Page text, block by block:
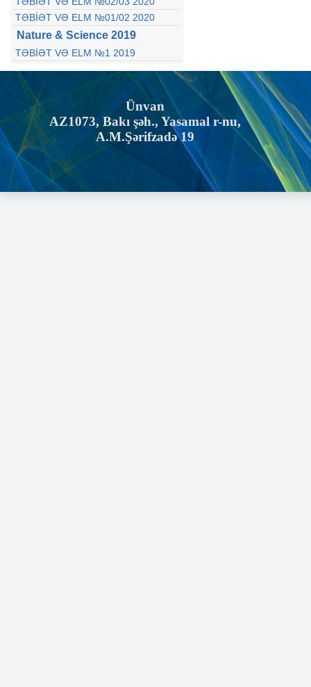
TƏBİƏT VƏ ELM №01/02 2020
Nature & Science 2019
TƏBİƏT VƏ ELM №1 2019
Ünvan
AZ1073, Bakı şəh., Yasamal r-nu,
A.M.Şərifzadə 19